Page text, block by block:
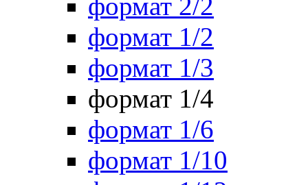
формат 2/2
формат 1/2
формат 1/3
формат 1/4
формат 1/6
формат 1/10